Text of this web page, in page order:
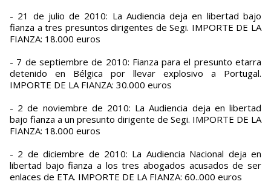
- 21 de julio de 2010: La Audiencia deja en libertad bajo
fianza a tres presuntos dirigentes de Segi. IMPORTE DE LA
FIANZA: 18.000 euros
- 7 de septiembre de 2010: Fianza para el presunto etarra
detenido en Bélgica por llevar explosivo a Portugal.
IMPORTE DE LA FIANZA: 30.000 euros
- 2 de noviembre de 2010: La Audiencia deja en libertad
bajo fianza a un presunto dirigente de Segi. IMPORTE DE LA
FIANZA: 18.000 euros
- 2 de diciembre de 2010: La Audiencia Nacional deja en
libertad bajo fianza a los tres abogados acusados de ser
enlaces de ETA. IMPORTE DE LA FIANZA: 60..000 euros